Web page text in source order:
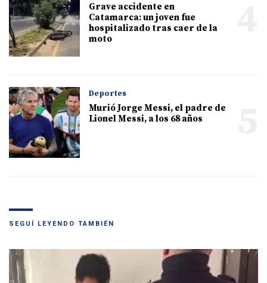
Grave accidente en
Catamarca: un joven fue
hospitalizado tras caer de la
moto
Deportes
Murió Jorge Messi, el padre de
Lionel Messi, a los 68 años
SEGUÍ LEYENDO TAMBIÉN